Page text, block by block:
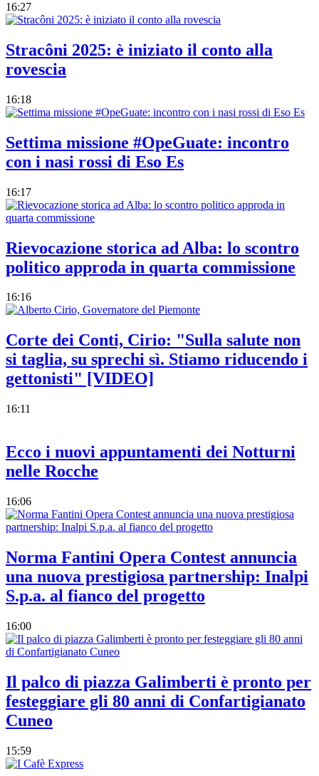
16:27
Stracôni 2025: è iniziato il conto alla
rovescia
16:18
Settima missione #OpeGuate: incontro
con i nasi rossi di Eso Es
16:17
Rievocazione storica ad Alba: lo scontro
politico approda in quarta commissione
16:16
Corte dei Conti, Cirio: "Sulla salute non
si taglia, su sprechi sì. Stiamo riducendo i
gettonisti" [VIDEO]
16:11
Ecco i nuovi appuntamenti dei Notturni
nelle Rocche
16:06
Norma Fantini Opera Contest annuncia
una nuova prestigiosa partnership: Inalpi
S.p.a. al fianco del progetto
16:00
Il palco di piazza Galimberti è pronto per
festeggiare gli 80 anni di Confartigianato
Cuneo
15:59